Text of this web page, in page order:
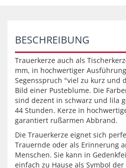
BESCHREIBUNG
Trauerkerze auch als
mm, in hochwertiger
Segensspruch "viel zu kurz und
Bild einer Pusteblume. Die
sind dezent in schwarz und lila
44 Stunden. Kerze in
garantiert rußarmen Abbrand.
Die Trauerkerze eignet sich
Trauernde oder als Erinnerung
Menschen. Sie kann in
einfach zu Hause als Symbol